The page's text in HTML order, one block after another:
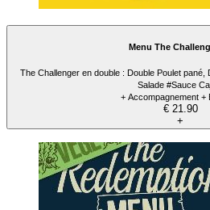
Menu The
The Challenger en double : Double Poulet
Salade #Sauce
+ Accompagnement +
€ 21.90
+